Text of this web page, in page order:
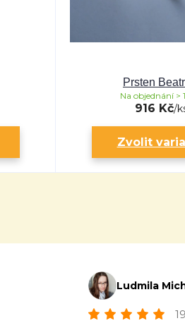
Prsten
916 Kč/
Na objednání >
Zvolit
Ludmila